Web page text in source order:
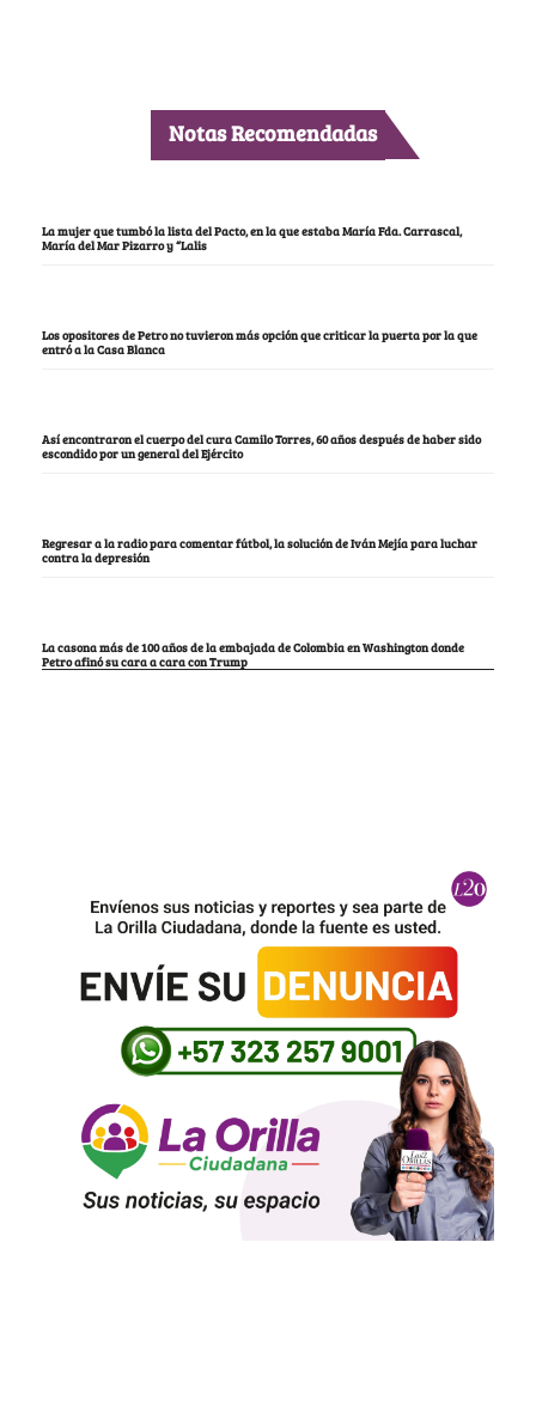
Notas Recomendadas
La mujer que tumbó la lista del Pacto, en la que estaba María Fda. Carrascal,
María del Mar Pizarro y “Lalis
Los opositores de Petro no tuvieron más opción que criticar la puerta por la que
entró a la Casa Blanca
Así encontraron el cuerpo del cura Camilo Torres, 60 años después de haber sido
escondido por un general del Ejército
Regresar a la radio para comentar fútbol, la solución de Iván Mejía para luchar
contra la depresión
La casona más de 100 años de la embajada de Colombia en Washington donde
Petro afinó su cara a cara con Trump